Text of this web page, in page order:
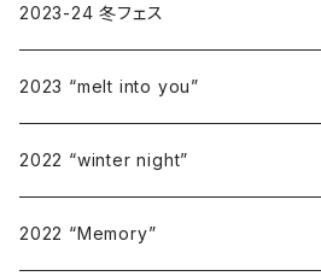
2023-24 冬フェス
2023 “melt into you”
2022 “winter night”
2022 “Memory”